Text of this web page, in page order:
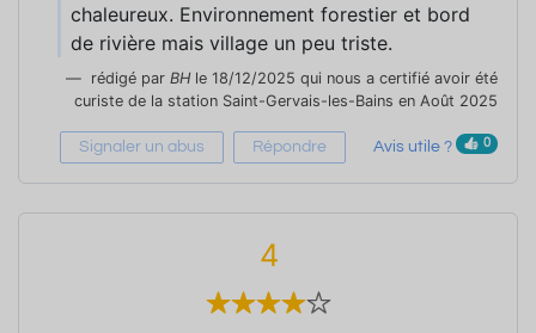
chaleureux. Environnement forestier et bord
de rivière mais village un peu triste.
rédigé par BHle 18/12/2025 qui nous a certifié avoir été
curiste de la station Saint-Gervais-les-Bains en Août 2025
Signaler un abus Répondre Avis utile ? 0
4